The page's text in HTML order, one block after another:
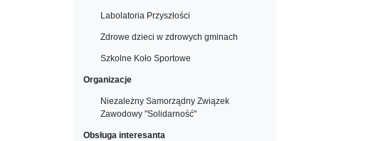
Labolatoria Przyszłości
Zdrowe dzieci w zdrowych gminach
Szkolne Koło Sportowe
Organizacje
Niezależny Samorządny Związek
Zawodowy "Solidarność"
Obsługa interesanta